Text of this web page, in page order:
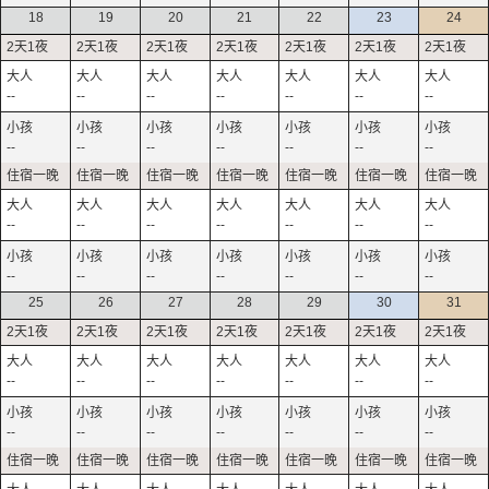
18
--
--
--
--
19
--
--
--
--
20
--
--
--
--
21
--
--
--
--
22
--
--
--
--
23
--
--
--
--
24
--
--
--
--
25
--
--
26
--
--
27
--
--
28
--
--
29
--
--
30
--
--
31
--
--